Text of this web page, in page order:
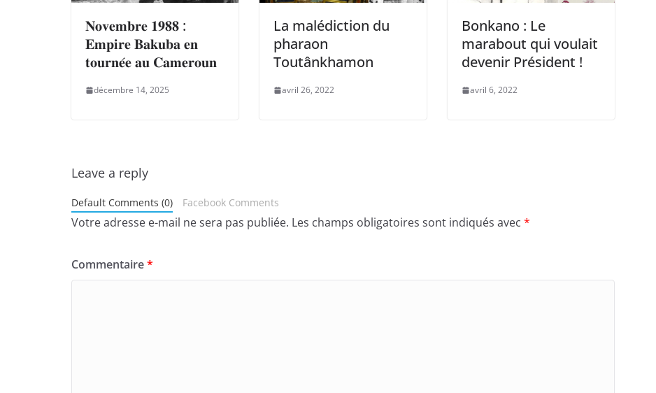
𝐍𝐨𝐯𝐞𝐦𝐛𝐫𝐞 𝟏𝟗𝟖𝟖 :
𝐄𝐦𝐩𝐢𝐫𝐞 𝐁𝐚𝐤𝐮𝐛𝐚 𝐞𝐧
𝐭𝐨𝐮𝐫𝐧𝐞́𝐞 𝐚𝐮 𝐂𝐚𝐦𝐞𝐫𝐨𝐮𝐧
décembre 14, 2025
La malédiction du
pharaon
Toutânkhamon
avril 26, 2022
Bonkano : Le
marabout qui voulait
devenir Président !
avril 6, 2022
Leave a reply
Default Comments (0) Facebook Comments
Votre adresse e-mail ne sera pas publiée. Les champs obligatoires sont indiqués avec *
Commentaire*